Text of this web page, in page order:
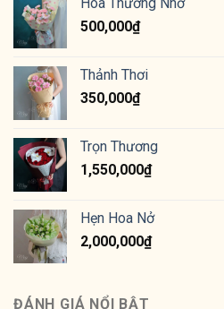
500,000₫
Thảnh Thơi
350,000₫
Trọn Thương
1,550,000₫
Hẹn Hoa Nở
2,000,000₫
ĐÁNH GIÁ NỔI BẬT